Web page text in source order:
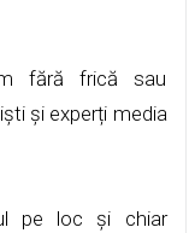
fără frică sau
și experți media
pe loc și chiar